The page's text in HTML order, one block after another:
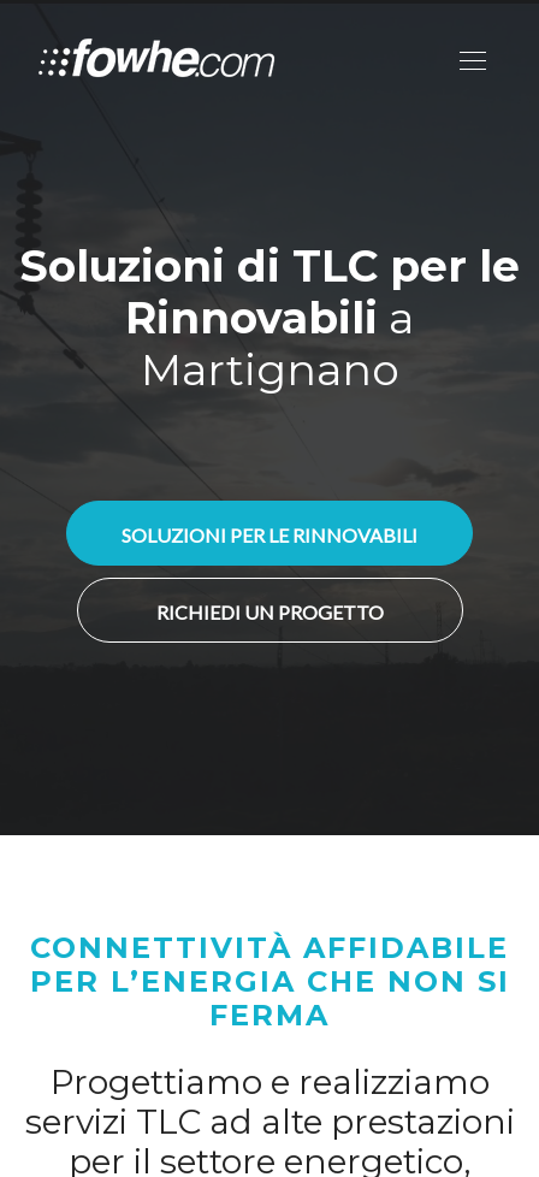
Soluzioni di TLC per le
Rinnovabili a
Martignano
SOLUZIONI PER LE RINNOVABILI
RICHIEDI UN PROGETTO
CONNETTIVITÀ AFFIDABILE
PER L’ENERGIA CHE NON SI
FERMA
Progettiamo e realizziamo
servizi TLC ad alte prestazioni
per il settore energetico,